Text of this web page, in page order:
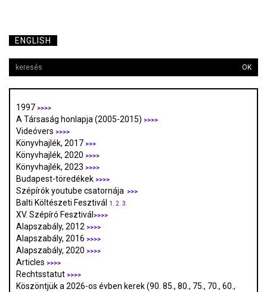
ENGLISH
OK
1997 >>>>
A Társaság honlapja (2005-2015) >>>>
Videóvers >>>>
Könyvhajlék, 2017 >>>
Könyvhajlék, 2020 >>>>
Könyvhajlék, 2023 >>>>
Budapest-töredékek >>>>
Szépírók youtube csatornája >>>
Balti Költészeti Fesztivál 1. 2. 3.
XV. Szépíró Fesztivál >>>>
Alapszabály, 2012 >>>>
Alapszabály, 2016 >>>>
Alapszabály, 2020 >>>>
Articles >>>>
Rechtsstatut >>>>
Köszöntjük a 2026-os évben kerek (90. 85., 80., 75., 70., 60.,